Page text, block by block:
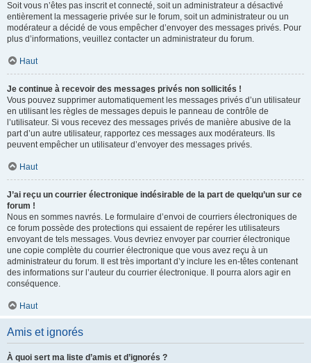
Soit vous n’êtes pas inscrit et connecté, soit un administrateur a désactivé
entièrement la messagerie privée sur le forum, soit un administrateur ou un
modérateur a décidé de vous empêcher d’envoyer des messages privés. Pour
plus d’informations, veuillez contacter un administrateur du forum.
Haut
Je continue à recevoir des messages privés non sollicités !
Vous pouvez supprimer automatiquement les messages privés d’un utilisateur
en utilisant les règles de messages depuis le panneau de contrôle de
l’utilisateur. Si vous recevez des messages privés de manière abusive de la
part d’un autre utilisateur, rapportez ces messages aux modérateurs. Ils
peuvent empêcher un utilisateur d’envoyer des messages privés.
Haut
J’ai reçu un courrier électronique indésirable de la part de quelqu’un sur ce
forum !
Nous en sommes navrés. Le formulaire d’envoi de courriers électroniques de
ce forum possède des protections qui essaient de repérer les utilisateurs
envoyant de tels messages. Vous devriez envoyer par courrier électronique
une copie complète du courrier électronique que vous avez reçu à un
administrateur du forum. Il est très important d’y inclure les en-têtes contenant
des informations sur l’auteur du courrier électronique. Il pourra alors agir en
conséquence.
Haut
Amis et ignorés
À quoi sert ma liste d’amis et d’ignorés ?